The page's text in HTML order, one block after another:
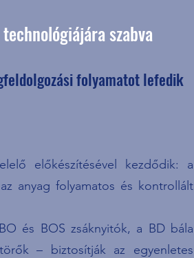
szabva
folyamatot lefedik
előkészítésével kezdődik: a
anyag folyamatos és kontrollált
és BOS zsáknyitók, a BD bála
– biztosítják az egyenletes